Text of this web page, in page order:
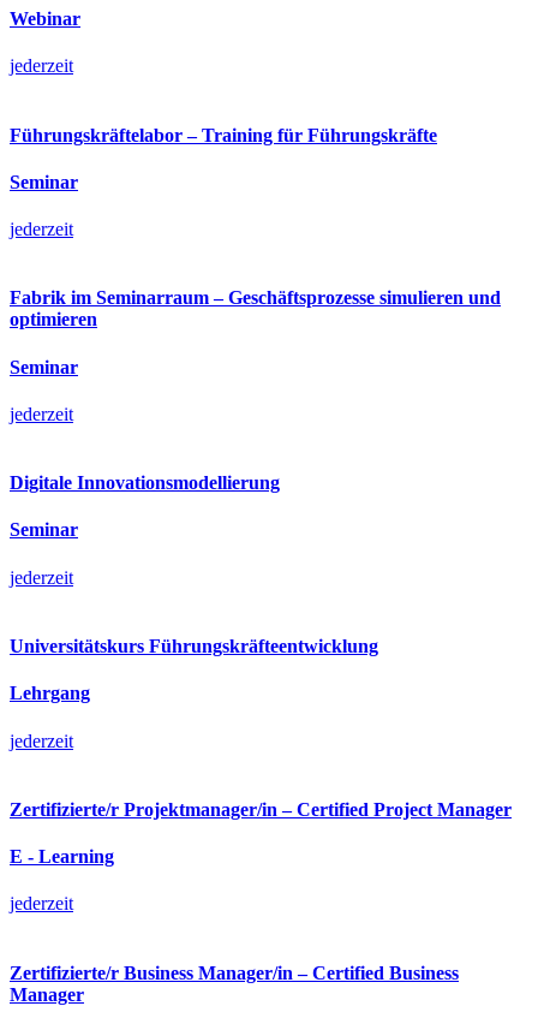
Webinar
jederzeit
Führungskräftelabor – Training für Führungskräfte
Seminar
jederzeit
Fabrik im Seminarraum – Geschäftsprozesse simulieren und
optimieren
Seminar
jederzeit
Digitale Innovationsmodellierung
Seminar
jederzeit
Universitätskurs Führungskräfteentwicklung
Lehrgang
jederzeit
Zertifizierte/r Projektmanager/in – Certified Project Manager
E - Learning
jederzeit
Zertifizierte/r Business Manager/in – Certified Business
Manager